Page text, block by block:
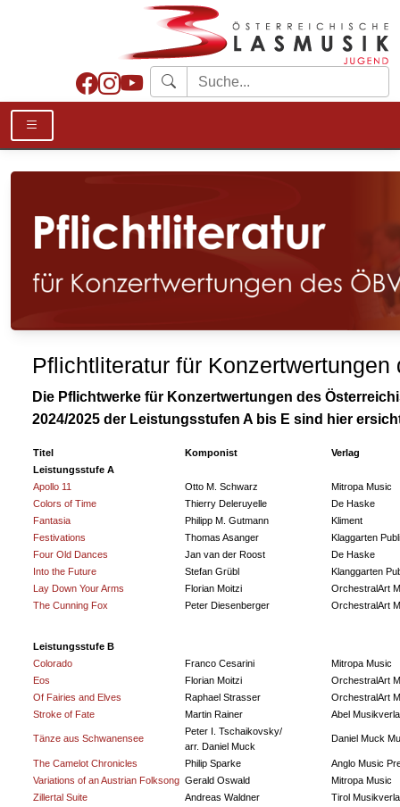
Pflichtliteratur für
Die Pflichtwerke für Konzertwertungen des
2024/2025 der Leistungsstufen A bis E sind hier
Titel Komponist
Verlag
Leistungsstufe A
Apollo 11
Otto M. Schwarz
Mitropa Music
Colors of Time
Thierry Deleruyelle
De Haske
Fantasia
Philipp M. Gutmann
Kliment
Festivations
Thomas Asanger
Klaggarten
Four Old Dances
Jan van der Roost
De Haske
Into the Future
Stefan Grübl
Klanggarten
Lay Down Your Arms
Florian Moitzi
OrchestralArt
The Cunning Fox
Peter Diesenberger OrchestralArt
Leistungsstufe B
Colorado
Franco Cesarini
Mitropa Music
Eos
Florian Moitzi
OrchestralArt
Of Fairies and Elves
Raphael Strasser
OrchestralArt
Stroke of Fate
Martin Rainer Abel
Tänze aus Schwanensee
Peter I. Tschaikovsky/
arr. Daniel Muck
Daniel Muck
The Camelot Chronicles Philip Sparke
Anglo Music
Variations of an Austrian Folksong Gerald Oswald
Mitropa Music
Zillertal Suite
Andreas Waldner Tirol